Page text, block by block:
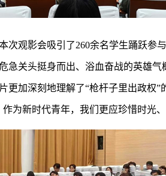
次观影会吸引了260余名学生踊跃参
急关头挺身而出、浴血奋战的英雄
更加深刻地理解了“枪杆子里出政权
为新时代青年，我们更应珍惜时光